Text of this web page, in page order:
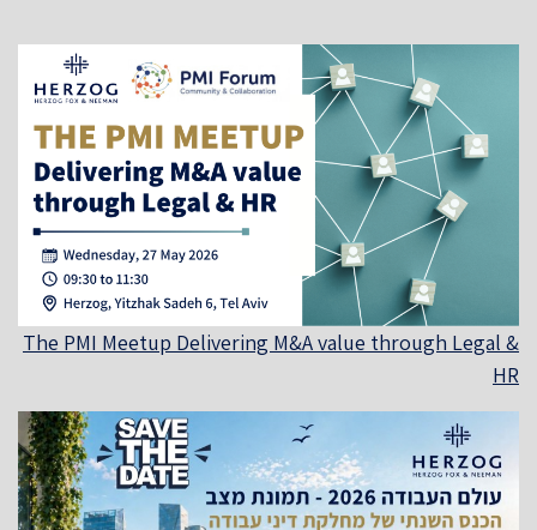
The PMI Meetup Delivering M&A value through Legal &
HR